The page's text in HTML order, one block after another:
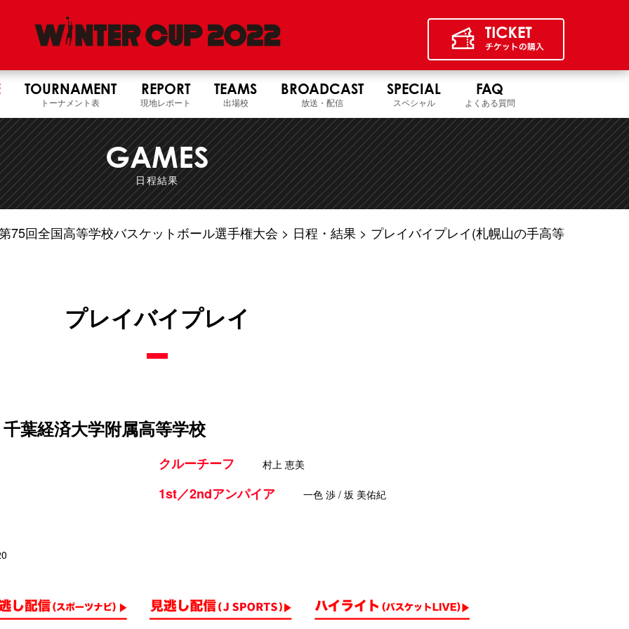
TOURNAMENT
トーナメント表
REPORT
現地レポート
TEAMS
出場校
BROADCAST
放送・配信
SPECIAL
スペシャル
FAQ
よくある質問
GAMES
日程結果
75回全国高等学校バスケットボール選手権大会 日程・結果 プレイバイプレイ(札幌山の手高等
プレイバイプレイ
葉経済大学附属高等学校
クルーチーフ 村上 恵美
1st／2ndアンパイア 一色 渉 / 坂 美佑紀